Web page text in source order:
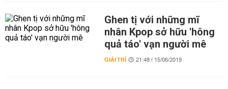
Ghen tị với những mĩ
nhân Kpop sở hữu 'hông
quả táo' vạn người mê
GIẢI TRÍ 21:48 | 15/06/2019